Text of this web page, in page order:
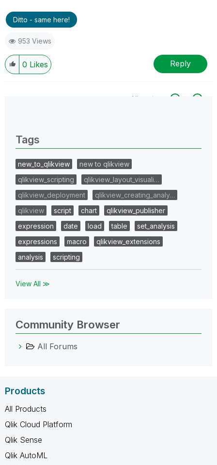
Ditto - same here!
953 Views
0 Likes Reply
All topics
Tags
new_to_qlikview
new to qlikview
qlikview_scripting
qlikview_layout_visuali…
qlikview_deployment
qlikview_creating_analy…
qlikview
script chart
qlikview_publisher
expression
date load table
set_analysis
expressions
macro
qlikview_extensions
analysis
scripting
View All ≫
Community Browser
All Forums
Products
All Products
Qlik Cloud Platform
Qlik Sense
Qlik AutoML